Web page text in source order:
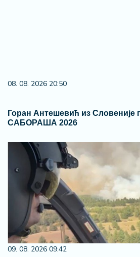
08. 08. 2026 20:50
Горан Антешевић из Словеније
САБОРАША 2026
09. 08. 2026 09:42